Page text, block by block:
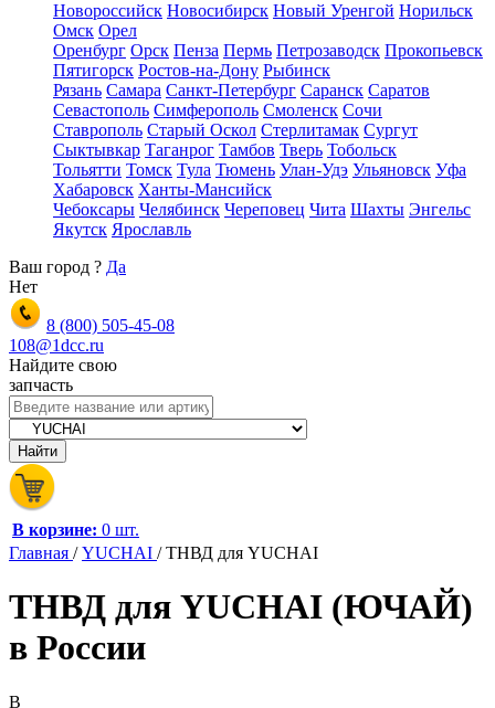
Новороссийск Новосибирск Новый Уренгой Норильск
Омск Орел
Оренбург Орск Пенза Пермь Петрозаводск Прокопьевск
Пятигорск Ростов-на-Дону Рыбинск
Рязань Самара Санкт-Петербург Саранск Саратов
Севастополь Симферополь Смоленск Сочи
Ставрополь Старый Оскол Стерлитамак Сургут
Сыктывкар Таганрог Тамбов Тверь Тобольск
Тольятти Томск Тула Тюмень Улан-Удэ Ульяновск Уфа
Хабаровск Ханты-Мансийск
Чебоксары Челябинск Череповец Чита Шахты Энгельс
Якутск Ярославль
Ваш город ? Да
Нет
8 (800) 505-45-08
108@1dcc.ru
Найдите свою
запчасть
В корзине: 0 шт.
Главная /YUCHAI /ТНВД для YUCHAI
ТНВД для YUCHAI (ЮЧАЙ)
в России
В